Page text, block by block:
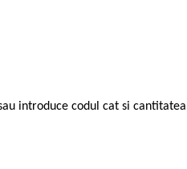
introduce codul cat si